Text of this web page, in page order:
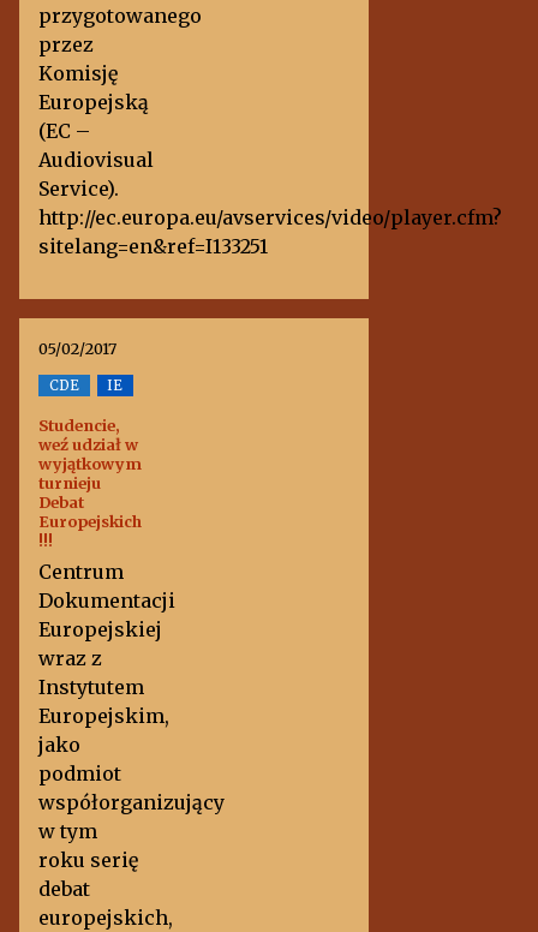
przygotowanego
przez
Komisję
Europejską
(EC –
Audiovisual
Service).
http://ec.europa.eu/avservices/video/player.cfm?
sitelang=en&ref=I133251
05/02/2017
CDE IE
Studencie,
weź udział w
wyjątkowym
turnieju
Debat
Europejskich
!!!
Centrum
Dokumentacji
Europejskiej
wraz z
Instytutem
Europejskim,
jako
podmiot
współorganizujący
w tym
roku serię
debat
europejskich,